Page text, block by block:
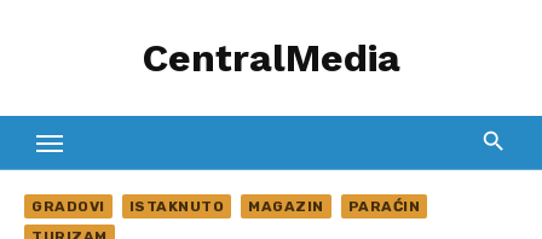
CentralMedia
GRADOVI ISTAKNUTO MAGAZIN
PARAĆIN